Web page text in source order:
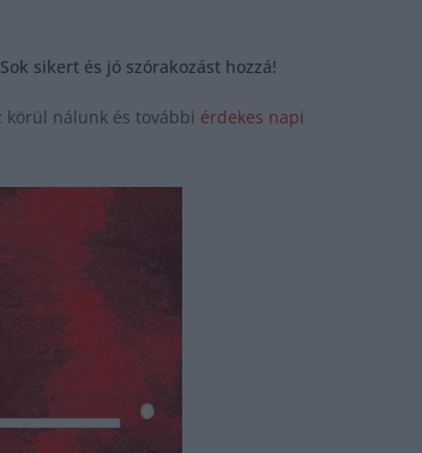
sikert és jó szórakozást hozzá!
körül nálunk és további érdekes napi